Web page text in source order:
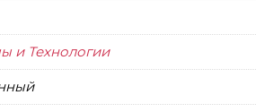
и Технологии